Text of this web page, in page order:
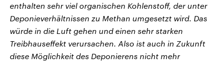
enthalten sehr viel organischen Kohlenstoff, der unter
Deponieverhältnissen zu Methan umgesetzt wird. Das
würde in die Luft gehen und einen sehr starken
Treibhauseffekt verursachen. Also ist auch in Zukunft
diese Möglichkeit des Deponierens nicht mehr